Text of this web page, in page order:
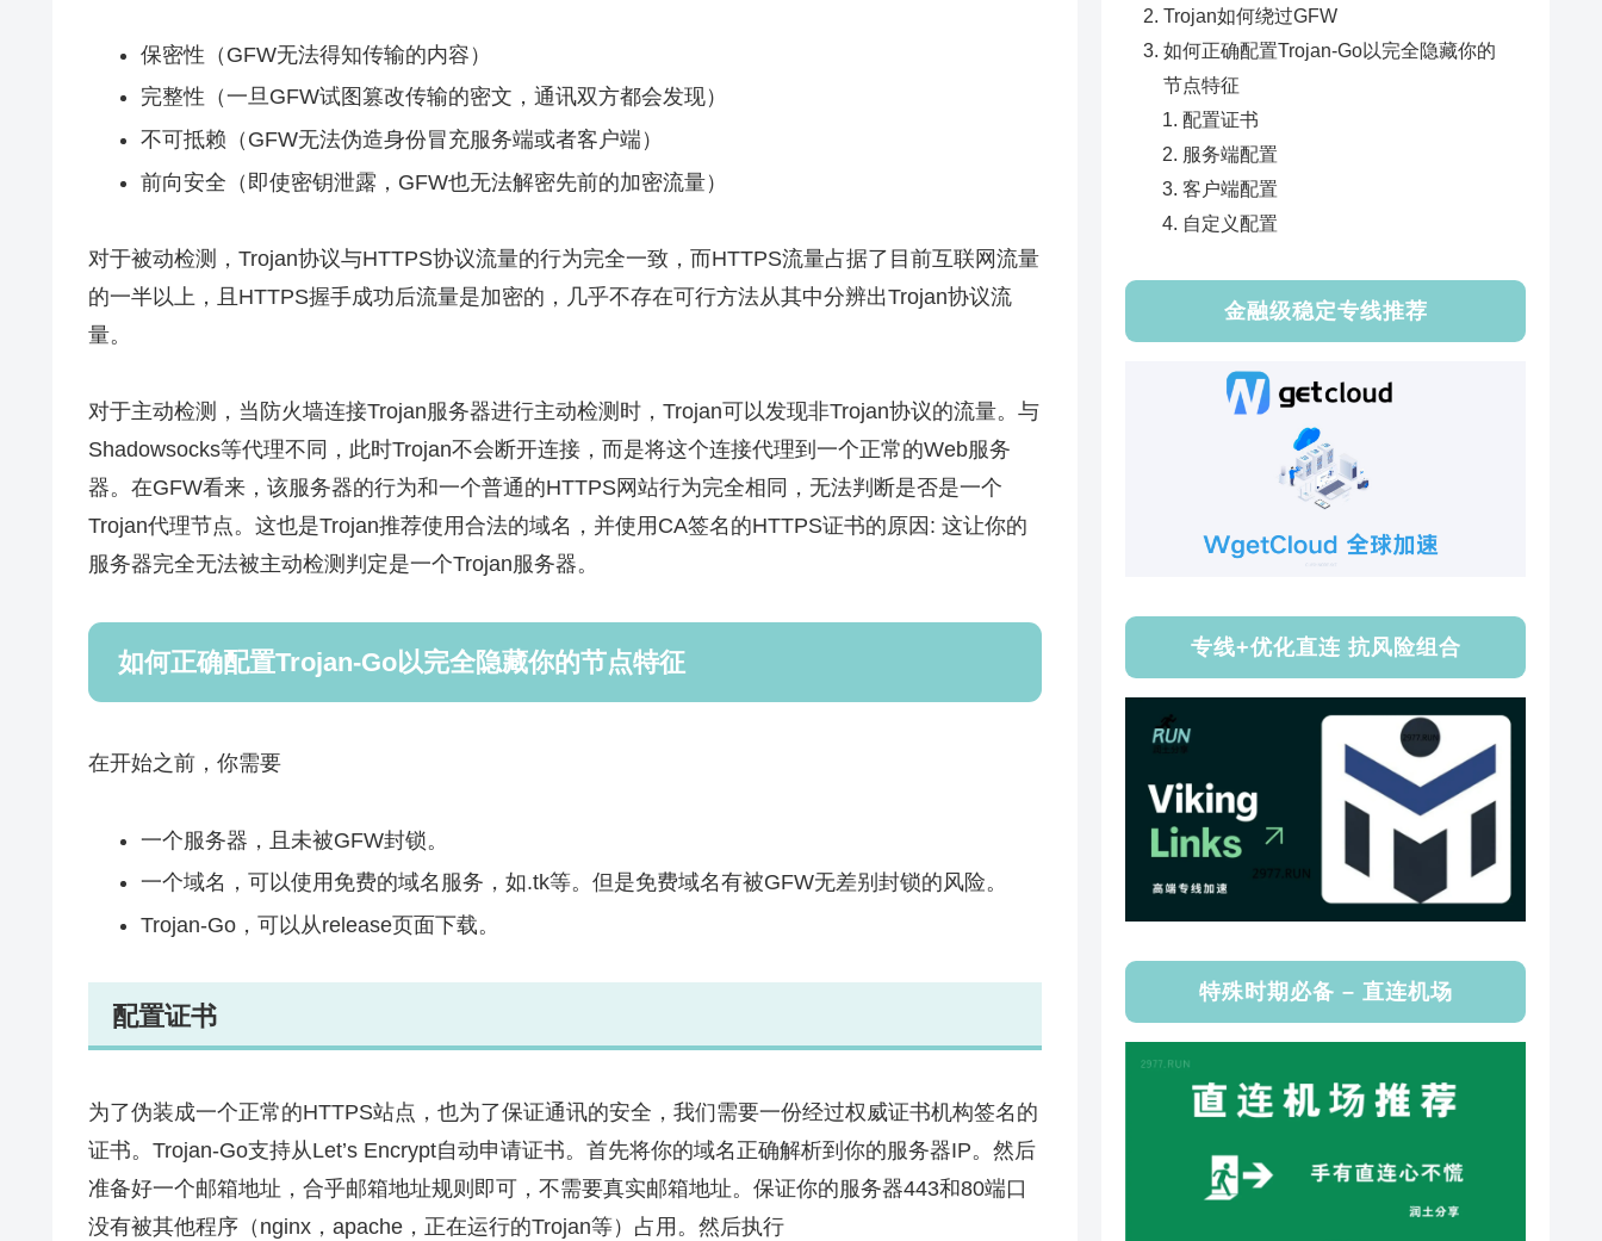
保密性（GFW无法得知传输的内容）
完整性（一旦GFW试图篡改传输的密文，通讯双方都会发现）
不可抵赖（GFW无法伪造身份冒充服务端或者客户端）
前向安全（即使密钥泄露，GFW也无法解密先前的加密流量）
对于被动检测，Trojan协议与HTTPS协议流量的行为完全一致，而HTTPS流量占据了目前互联网流量
的一半以上，且HTTPS握手成功后流量是加密的，几乎不存在可行方法从其中分辨出Trojan协议流
量。
对于主动检测，当防火墙连接Trojan服务器进行主动检测时，Trojan可以发现非Trojan协议的流量。与
Shadowsocks等代理不同，此时Trojan不会断开连接，而是将这个连接代理到一个正常的Web服务
器。在GFW看来，该服务器的行为和一个普通的HTTPS网站行为完全相同，无法判断是否是一个
Trojan代理节点。这也是Trojan推荐使用合法的域名，并使用CA签名的HTTPS证书的原因: 这让你的
服务器完全无法被主动检测判定是一个Trojan服务器。
如何正确配置Trojan-Go以完全隐藏你的节点特征
在开始之前，你需要
一个服务器，且未被GFW封锁。
一个域名，可以使用免费的域名服务，如.tk等。但是免费域名有被GFW无差别封锁的风险。
Trojan-Go，可以从release页面下载。
配置证书
为了伪装成一个正常的HTTPS站点，也为了保证通讯的安全，我们需要一份经过权威证书机构签名的
证书。Trojan-Go支持从Let’s Encrypt自动申请证书。首先将你的域名正确解析到你的服务器IP。然后
准备好一个邮箱地址，合乎邮箱地址规则即可，不需要真实邮箱地址。保证你的服务器443和80端口
没有被其他程序（nginx，apache，正在运行的Trojan等）占用。然后执行
Trojan如何绕过GFW
如何正确配置Trojan-Go以完全隐藏你的
节点特征
配置证书
服务端配置
客户端配置
自定义配置
金融级稳定专线推荐
专线+优化直连 抗风险组合
特殊时期必备 – 直连机场